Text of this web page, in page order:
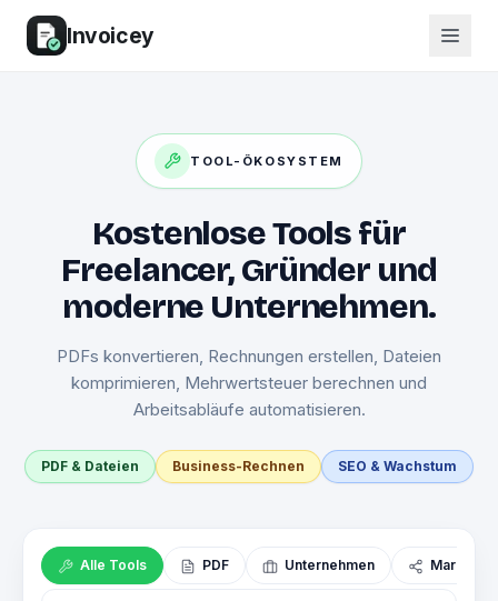
Invoicey
TOOL-ÖKOSYSTEM
Kostenlose Tools für
Freelancer, Gründer und
moderne Unternehmen.
PDFs konvertieren, Rechnungen erstellen, Dateien
komprimieren, Mehrwertsteuer berechnen und
Arbeitsabläufe automatisieren.
PDF & Dateien Business-Rechnen SEO & Wachstum
Alle Tools PDF Unternehmen Marketing